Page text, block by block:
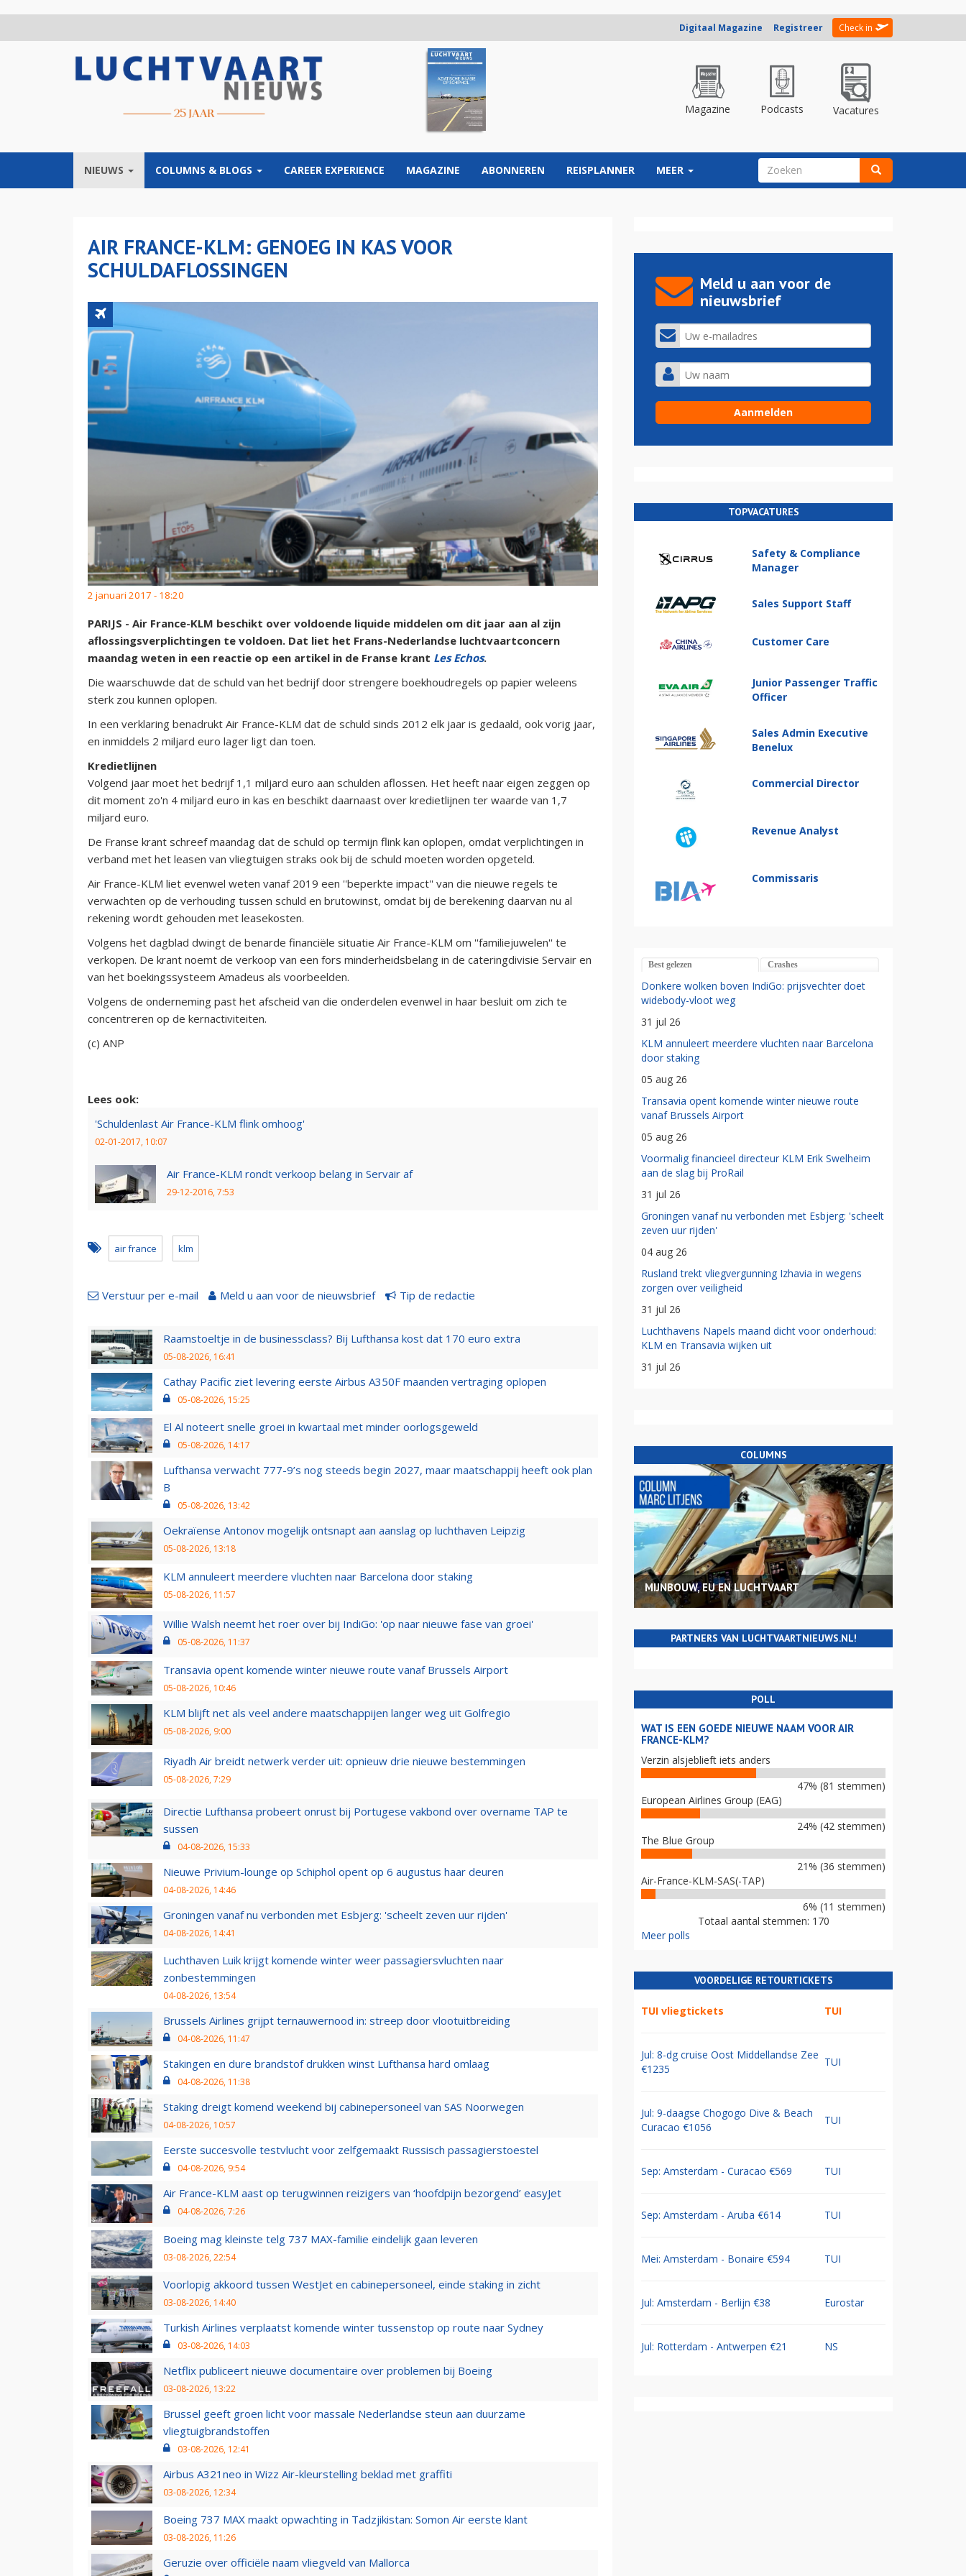
Digitaal Magazine Registreer Check in
Magazine Podcasts Vacatures
NIEUWS COLUMNS & BLOGS CAREER EXPERIENCE MAGAZINE ABONNEREN REISPLANNER MEER ZOEKVELD
AIR FRANCE-KLM: GENOEG IN KAS VOOR
SCHULDAFLOSSINGEN
2 januari 2017 - 18:20
PARIJS - Air France-KLM beschikt over voldoende liquide middelen om dit jaar aan al zijn
aflossingsverplichtingen te voldoen. Dat liet het Frans-Nederlandse luchtvaartconcern
maandag weten in een reactie op een artikel in de Franse krant Les Echos.
Die waarschuwde dat de schuld van het bedrijf door strengere boekhoudregels op papier weleens
sterk zou kunnen oplopen.
In een verklaring benadrukt Air France-KLM dat de schuld sinds 2012 elk jaar is gedaald, ook vorig jaar,
en inmiddels 2 miljard euro lager ligt dan toen.
Kredietlijnen
Volgend jaar moet het bedrijf 1,1 miljard euro aan schulden aflossen. Het heeft naar eigen zeggen op
dit moment zo'n 4 miljard euro in kas en beschikt daarnaast over kredietlijnen ter waarde van 1,7
miljard euro.
De Franse krant schreef maandag dat de schuld op termijn flink kan oplopen, omdat verplichtingen in
verband met het leasen van vliegtuigen straks ook bij de schuld moeten worden opgeteld.
Air France-KLM liet evenwel weten vanaf 2019 een ''beperkte impact'' van die nieuwe regels te
verwachten op de verhouding tussen schuld en brutowinst, omdat bij de berekening daarvan nu al
rekening wordt gehouden met leasekosten.
Volgens het dagblad dwingt de benarde financiële situatie Air France-KLM om ''familiejuwelen'' te
verkopen. De krant noemt de verkoop van een fors minderheidsbelang in de cateringdivisie Servair en
van het boekingssysteem Amadeus als voorbeelden.
Volgens de onderneming past het afscheid van die onderdelen evenwel in haar besluit om zich te
concentreren op de kernactiviteiten.
(c) ANP
Lees ook:
'Schuldenlast Air France-KLM flink omhoog'
02-01-2017, 10:07
Air France-KLM rondt verkoop belang in Servair af
29-12-2016, 7:53
air france klm
Verstuur per e-mail Meld u aan voor de nieuwsbrief Tip de redactie
Raamstoeltje in de businessclass? Bij Lufthansa kost dat 170 euro extra
05-08-2026, 16:41
Cathay Pacific ziet levering eerste Airbus A350F maanden vertraging oplopen
05-08-2026, 15:25
El Al noteert snelle groei in kwartaal met minder oorlogsgeweld
05-08-2026, 14:17
Lufthansa verwacht 777-9’s nog steeds begin 2027, maar maatschappij heeft ook plan
B
05-08-2026, 13:42
Oekraïense Antonov mogelijk ontsnapt aan aanslag op luchthaven Leipzig
05-08-2026, 13:18
KLM annuleert meerdere vluchten naar Barcelona door staking
05-08-2026, 11:57
Willie Walsh neemt het roer over bij IndiGo: 'op naar nieuwe fase van groei'
05-08-2026, 11:37
Transavia opent komende winter nieuwe route vanaf Brussels Airport
05-08-2026, 10:46
KLM blijft net als veel andere maatschappijen langer weg uit Golfregio
05-08-2026, 9:00
Riyadh Air breidt netwerk verder uit: opnieuw drie nieuwe bestemmingen
05-08-2026, 7:29
Directie Lufthansa probeert onrust bij Portugese vakbond over overname TAP te
sussen
04-08-2026, 15:33
Nieuwe Privium-lounge op Schiphol opent op 6 augustus haar deuren
04-08-2026, 14:46
Groningen vanaf nu verbonden met Esbjerg: 'scheelt zeven uur rijden'
04-08-2026, 14:41
Luchthaven Luik krijgt komende winter weer passagiersvluchten naar
zonbestemmingen
04-08-2026, 13:54
Brussels Airlines grijpt ternauwernood in: streep door vlootuitbreiding
04-08-2026, 11:47
Stakingen en dure brandstof drukken winst Lufthansa hard omlaag
04-08-2026, 11:38
Staking dreigt komend weekend bij cabinepersoneel van SAS Noorwegen
04-08-2026, 10:57
Eerste succesvolle testvlucht voor zelfgemaakt Russisch passagierstoestel
04-08-2026, 9:54
Air France-KLM aast op terugwinnen reizigers van ‘hoofdpijn bezorgend’ easyJet
04-08-2026, 7:26
Boeing mag kleinste telg 737 MAX-familie eindelijk gaan leveren
03-08-2026, 22:54
Voorlopig akkoord tussen WestJet en cabinepersoneel, einde staking in zicht
03-08-2026, 14:40
Turkish Airlines verplaatst komende winter tussenstop op route naar Sydney
03-08-2026, 14:03
Netflix publiceert nieuwe documentaire over problemen bij Boeing
03-08-2026, 13:22
Brussel geeft groen licht voor massale Nederlandse steun aan duurzame
vliegtuigbrandstoffen
03-08-2026, 12:41
Airbus A321neo in Wizz Air-kleurstelling beklad met graffiti
03-08-2026, 12:34
Boeing 737 MAX maakt opwachting in Tadzjikistan: Somon Air eerste klant
03-08-2026, 11:26
Geruzie over officiële naam vliegveld van Mallorca
Meld u aan voor de
nieuwsbrief
TOPVACATURES
Safety & Compliance
Manager
Sales Support Staff
Customer Care
Junior Passenger Traffic
Officer
Sales Admin Executive
Benelux
Commercial Director
Revenue Analyst
Commissaris
Best gelezen Crashes
Donkere wolken boven IndiGo: prijsvechter doet
widebody-vloot weg
31 jul 26
KLM annuleert meerdere vluchten naar Barcelona
door staking
05 aug 26
Transavia opent komende winter nieuwe route
vanaf Brussels Airport
05 aug 26
Voormalig financieel directeur KLM Erik Swelheim
aan de slag bij ProRail
31 jul 26
Groningen vanaf nu verbonden met Esbjerg: 'scheelt
zeven uur rijden'
04 aug 26
Rusland trekt vliegvergunning Izhavia in wegens
zorgen over veiligheid
31 jul 26
Luchthavens Napels maand dicht voor onderhoud:
KLM en Transavia wijken uit
31 jul 26
COLUMNS
MIJNBOUW, EU EN LUCHTVAART
PARTNERS VAN LUCHTVAARTNIEUWS.NL!
POLL
WAT IS EEN GOEDE NIEUWE NAAM VOOR AIR
FRANCE-KLM?
Verzin alsjeblieft iets anders
47% (81 stemmen)
European Airlines Group (EAG)
24% (42 stemmen)
The Blue Group
21% (36 stemmen)
Air-France-KLM-SAS(-TAP)
6% (11 stemmen)
Totaal aantal stemmen: 170
Meer polls
VOORDELIGE RETOURTICKETS
TUI vliegtickets TUI
Jul: 8-dg cruise Oost Middellandse Zee
€1235
TUI
Jul: 9-daagse Chogogo Dive & Beach
Curacao €1056
TUI
Sep: Amsterdam - Curacao €569 TUI
Sep: Amsterdam - Aruba €614 TUI
Mei: Amsterdam - Bonaire €594 TUI
Jul: Amsterdam - Berlijn €38 Eurostar
Jul: Rotterdam - Antwerpen €21 NS